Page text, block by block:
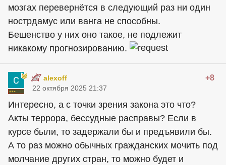
мозгах перевернётся в следующий раз ни один
нострдамус или ванга не способны.
Бешенство у них оно такое, не подлежит
никакому прогнозированию.
alexoff +8
22 октября 2025 21:37
Интересно, а с точки зрения закона это что?
Акты террора, бессудные расправы? Если в
курсе были, то задержали бы и предъявили бы.
А то раз можно обычных гражданских мочить под
молчание других стран, то можно будет и